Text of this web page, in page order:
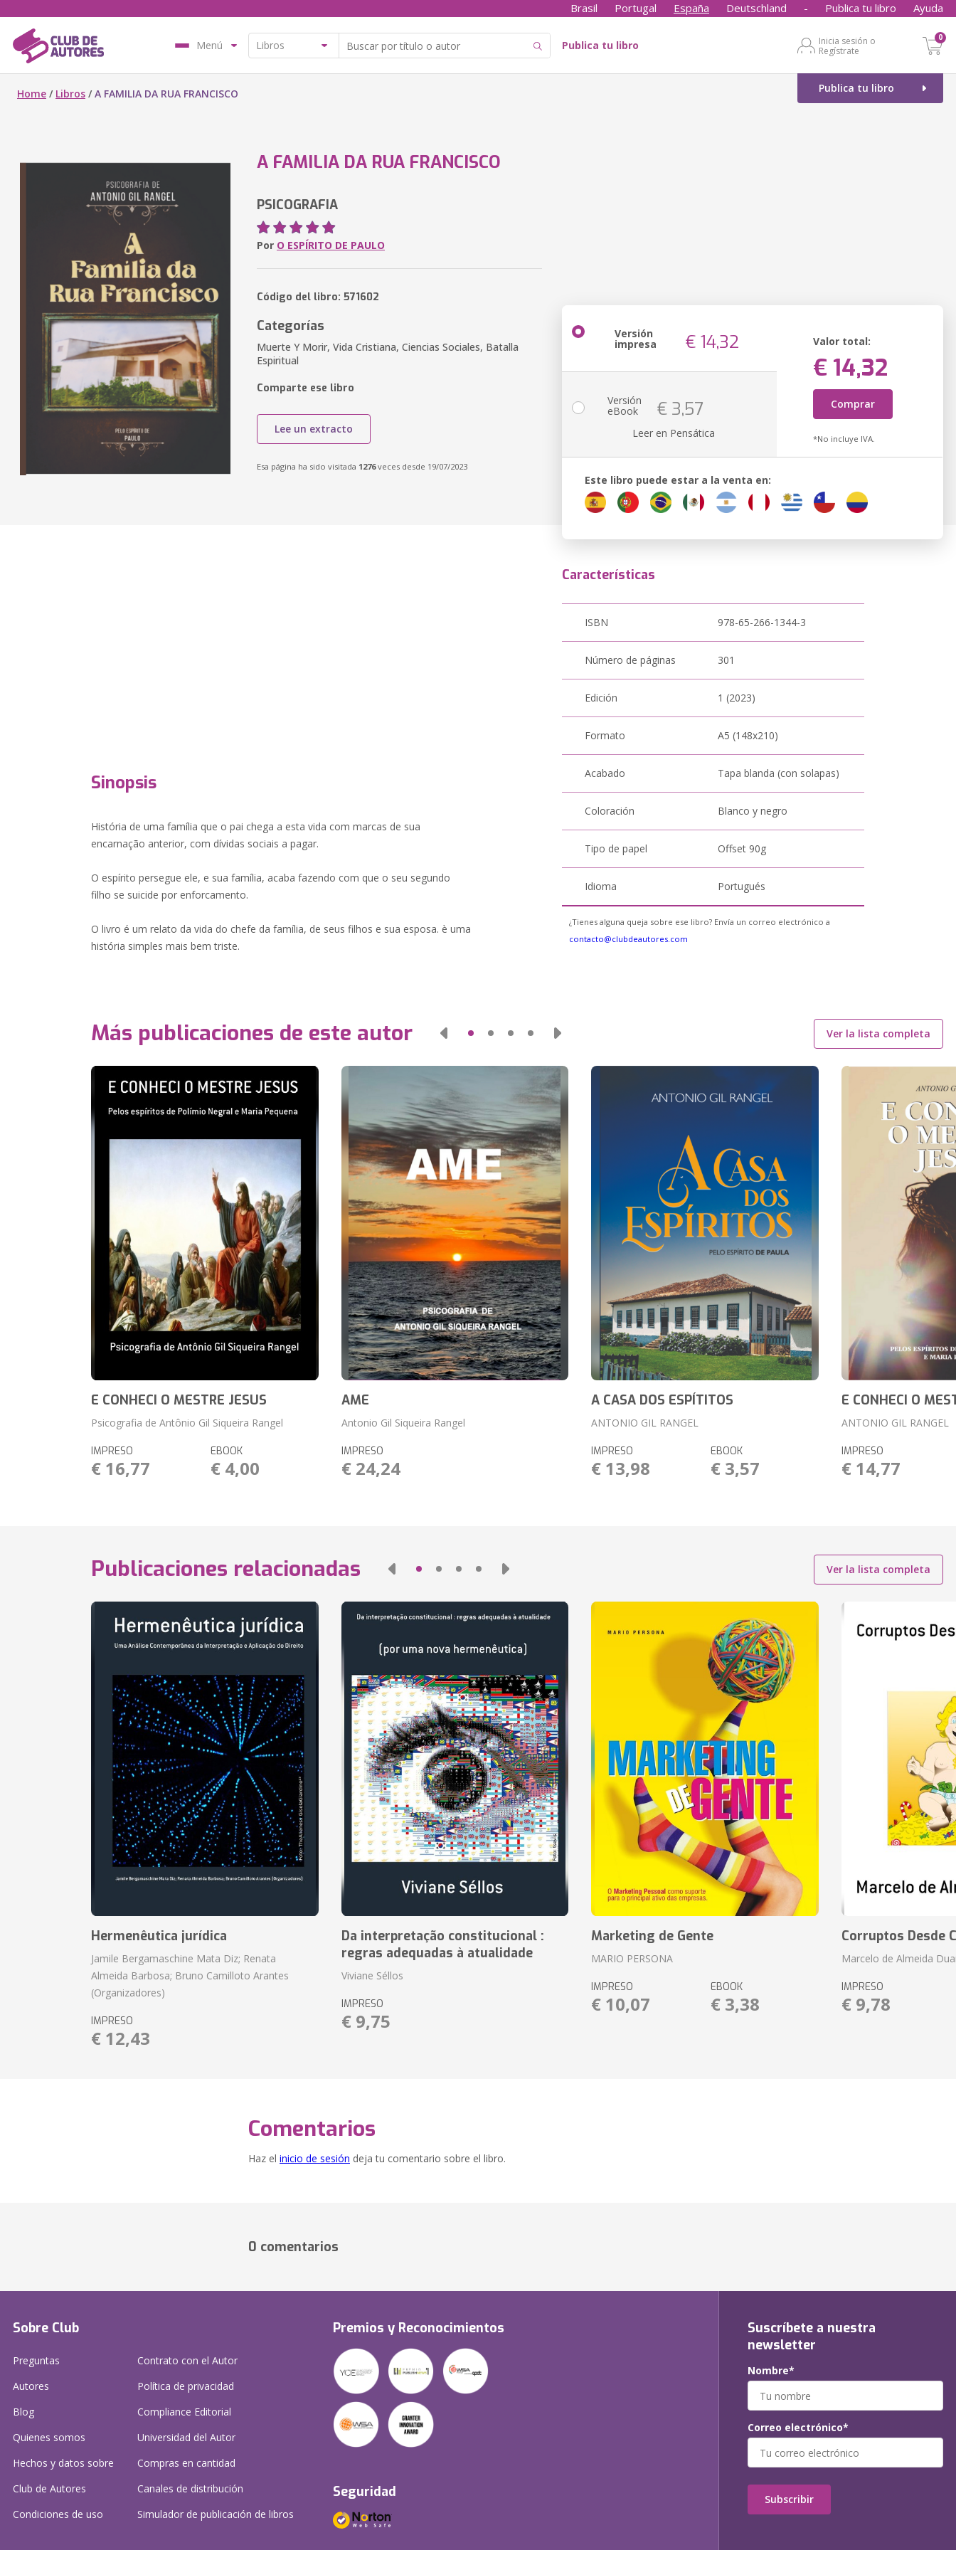
Brasil Portugal España Deutschland - Publica tu libro Ayuda
Menú Publica tu libro
Inicia sesión o
Regístrate
0
Publica tu libro
Home / Libros /A FAMILIA DA RUA FRANCISCO
A FAMILIA DA RUA FRANCISCO
PSICOGRAFIA
Por O ESPÍRITO DE PAULO
Código del libro: 571602
Categorías
Muerte Y Morir, Vida Cristiana, Ciencias Sociales, Batalla
Espiritual
Comparte ese libro
Lee un extracto
Esa página ha sido visitada 1276veces desde 19/07/2023
Versión
impresa € 14,32 Valor total:
€ 14,32
Comprar
*No incluye IVA.
Versión
eBook € 3,57
Leer en Pensática
Este libro puede estar a la venta en:
Sinopsis
História de uma família que o pai chega a esta vida com marcas de sua
encarnação anterior, com dívidas sociais a pagar.
O espírito persegue ele, e sua família, acaba fazendo com que o seu segundo
filho se suicide por enforcamento.
O livro é um relato da vida do chefe da família, de seus filhos e sua esposa. è uma
história simples mais bem triste.
Características
ISBN 978-65-266-1344-3
Número de páginas 301
Edición 1 (2023)
Formato A5 (148x210)
Acabado Tapa blanda (con solapas)
Coloración Blanco y negro
Tipo de papel Offset 90g
Idioma Portugués
¿Tienes alguna queja sobre ese libro? Envía un correo electrónico a
contacto@clubdeautores.com
Más publicaciones de este autor Ver la lista completa
E CONHECI O MESTRE JESUS
Psicografia de Antônio Gil Siqueira Rangel
IMPRESO
€ 16,77
EBOOK
€ 4,00
AME
Antonio Gil Siqueira Rangel
IMPRESO
€ 24,24
A CASA DOS ESPÍTITOS
ANTONIO GIL RANGEL
IMPRESO
€ 13,98
EBOOK
€ 3,57
E CONHECI O
ANTONIO GIL RANGEL
IMPRESO
€ 14,77
Publicaciones relacionadas Ver la lista completa
Hermenêutica jurídica
Jamile Bergamaschine Mata Diz; Renata
Almeida Barbosa; Bruno Camilloto Arantes
(Organizadores)
IMPRESO
€ 12,43
Da interpretação constitucional :
regras adequadas à atualidade
Viviane Séllos
IMPRESO
€ 9,75
Marketing de Gente
MARIO PERSONA
IMPRESO
€ 10,07
EBOOK
€ 3,38
Corruptos Desde
Marcelo de Almeida
IMPRESO
€ 9,78
Comentarios
Haz el inicio de sesión deja tu comentario sobre el libro.
0 comentarios
Sobre Club
Preguntas
Autores
Blog
Quienes somos
Hechos y datos sobre
Club de Autores
Condiciones de uso
Contrato con el Autor
Política de privacidad
Compliance Editorial
Universidad del Autor
Compras en cantidad
Canales de distribución
Simulador de publicación de libros
Premios y Reconocimientos
Seguridad
Suscríbete a nuestra
newsletter
Nombre*
Correo electrónico*
Subscribir